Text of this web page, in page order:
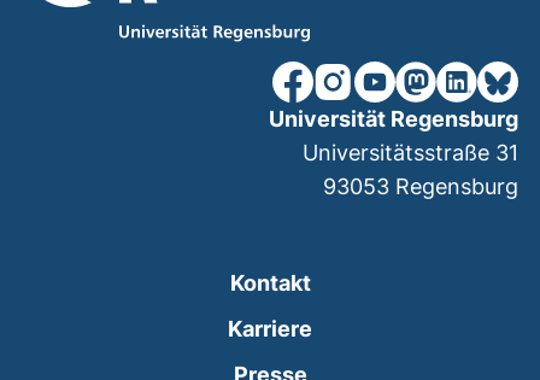
unsere Facebook-Seite
unsere Instagram-
unsere YouTube-
unsereunsere
Kontakt
Karriere
Presse
Universität Regensburg
Universitätsstraße 31
93053 Regensburg